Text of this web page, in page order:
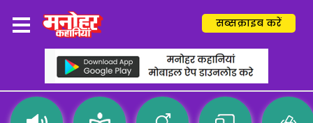
सब्सक्राइब करें